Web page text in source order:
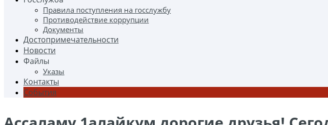
Правила поступления на госслужбу
Противодействие коррупции
Документы
Достопримечательности
Новости
Файлы
Указы
Контакты
События